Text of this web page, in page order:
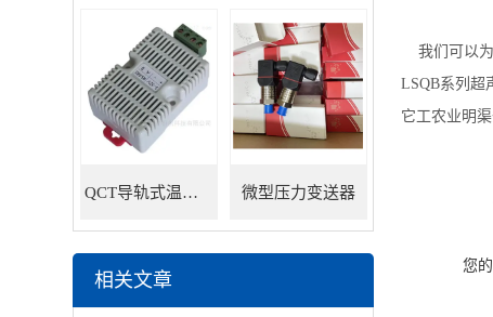
QCT导轨式温湿度变送器 微型压力变送器
相关文章
我们可以为
LSQB系列超
它工农业明
您的